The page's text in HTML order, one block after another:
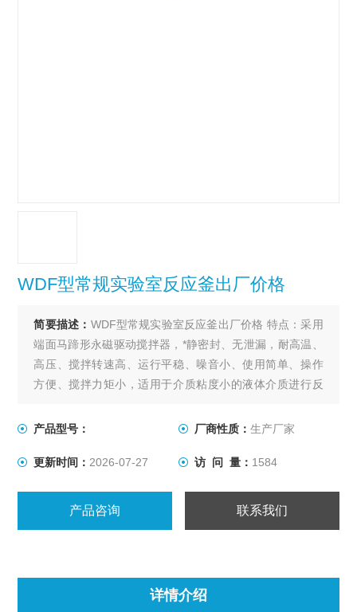
WDF型常规实验室反应釜出厂价格
简要描述： WDF型常规实验室反应釜出厂价格 特点：采用
端面马蹄形永磁驱动搅拌器，*静密封、无泄漏，耐高温、
高压、搅拌转速高、运行平稳、噪音小、使用简单、操作
方便、搅拌力矩小，适用于介质粘度小的液体介质进行反
应。
产品型号： 厂商性质： 生产厂家
更新时间： 2026-07-27 访 问 量： 1584
产品咨询 联系我们
详情介绍